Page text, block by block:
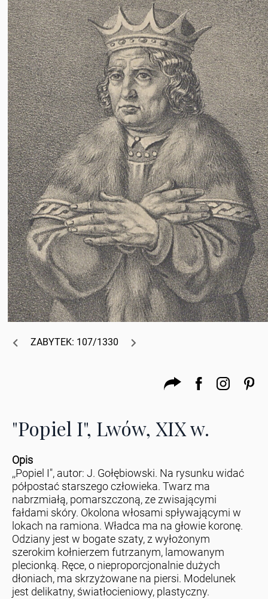
ZABYTEK: 107/1330
"Popiel I", Lwów, XIX w.
Opis
,,Popiel I", autor: J. Gołębiowski. Na rysunku widać
półpostać starszego człowieka. Twarz ma
nabrzmiałą, pomarszczoną, ze zwisającymi
fałdami skóry. Okolona włosami spływającymi w
lokach na ramiona. Władca ma na głowie koronę.
Odziany jest w bogate szaty, z wyłożonym
szerokim kołnierzem futrzanym, lamowanym
plecionką. Ręce, o nieproporcjonalnie dużych
dłoniach, ma skrzyżowane na piersi. Modelunek
jest delikatny, światłocieniowy, plastyczny.